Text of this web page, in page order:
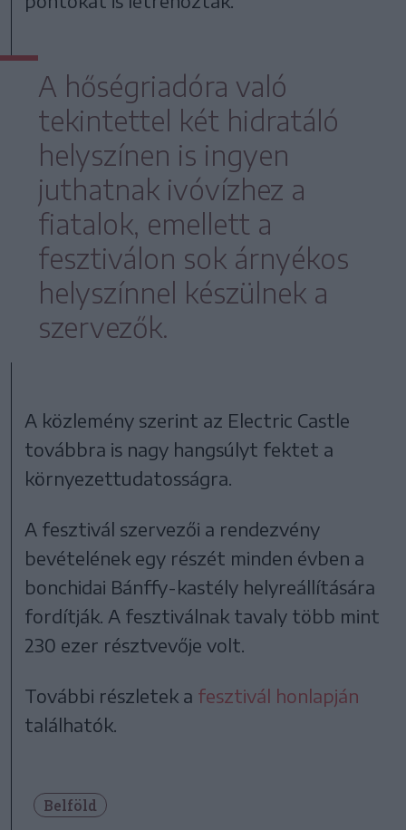
A hőségriadóra való
tekintettel két hidratáló
helyszínen is ingyen
juthatnak ivóvízhez a
fiatalok, emellett a
fesztiválon sok árnyékos
helyszínnel készülnek a
szervezők.
A közlemény szerint az Electric Castle
továbbra is nagy hangsúlyt fektet a
környezettudatosságra.
A fesztivál szervezői a rendezvény
bevételének egy részét minden évben a
bonchidai Bánffy-kastély helyreállítására
fordítják. A fesztiválnak tavaly több mint
230 ezer résztvevője volt.
További részletek a fesztivál honlapján
találhatók.
Belföld